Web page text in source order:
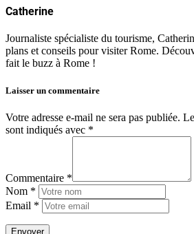
Catherine
Journaliste spécialiste du tourisme,
plans et conseils pour visiter Rome.
fait le buzz à Rome !
Laisser un commentaire
Votre adresse e-mail ne sera pas publiée.
sont indiqués avec *
Commentaire *
Nom *
Email *